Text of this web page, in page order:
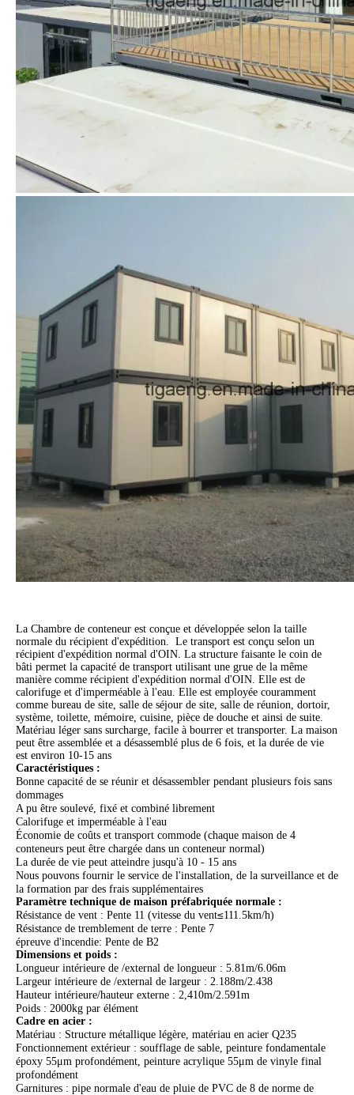
La Chambre de conteneur est conçue et développée selon la taille
normale du récipient d'expédition. Le transport est conçu selon un
récipient d'expédition normal d'OIN. La structure faisante le coin de
bâti permet la capacité de transport utilisant une grue de la même
manière comme récipient d'expédition normal d'OIN. Elle est de
calorifuge et d'imperméable à l'eau. Elle est employée couramment
comme bureau de site, salle de séjour de site, salle de réunion, dortoir,
système, toilette, mémoire, cuisine, pièce de douche et ainsi de suite.
Matériau léger sans surcharge, facile à bourrer et transporter. La maison
peut être assemblée et a désassemblé plus de 6 fois, et la durée de vie
est environ 10-15 ans
Caractéristiques :
Bonne capacité de se réunir et désassembler pendant plusieurs fois sans
dommages
A pu être soulevé, fixé et combiné librement
Calorifuge et imperméable à l'eau
Économie de coûts et transport commode (chaque maison de 4
conteneurs peut être chargée dans un conteneur normal)
La durée de vie peut atteindre jusqu'à 10 - 15 ans
Nous pouvons fournir le service de l'installation, de la surveillance et de
la formation par des frais supplémentaires
Paramètre technique de maison préfabriquée normale :
Résistance de vent : Pente 11 (vitesse du vent≤111.5km/h)
Résistance de tremblement de terre : Pente 7
épreuve d'incendie: Pente de B2
Dimensions et poids :
Longueur intérieure de /external de longueur : 5.81m/6.06m
Largeur intérieure de /external de largeur : 2.188m/2.438
Hauteur intérieure/hauteur externe : 2,410m/2.591m
Poids : 2000kg par élément
Cadre en acier :
Matériau : Structure métallique légère, matériau en acier Q235
Fonctionnement extérieur : soufflage de sable, peinture fondamentale
époxy 55μm profondément, peinture acrylique 55μm de vinyle final
profondément
Garnitures : pipe normale d'eau de pluie de PVC de 8 de norme de